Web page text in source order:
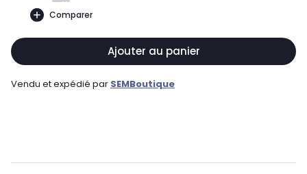
Comparer
Ajouter au panier
Vendu et expédié par SEMBoutique